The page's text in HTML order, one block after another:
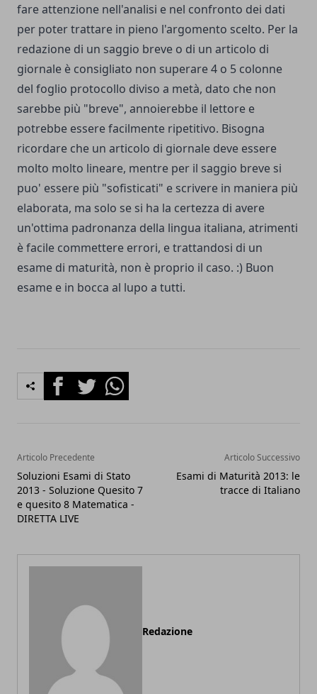
fare attenzione nell'analisi e nel confronto dei dati
per poter trattare in pieno l'argomento scelto. Per la
redazione di un saggio breve o di un articolo di
giornale è consigliato non superare 4 o 5 colonne
del foglio protocollo diviso a metà, dato che non
sarebbe più "breve", annoierebbe il lettore e
potrebbe essere facilmente ripetitivo. Bisogna
ricordare che un articolo di giornale deve essere
molto molto lineare, mentre per il saggio breve si
puo' essere più "sofisticati" e scrivere in maniera più
elaborata, ma solo se si ha la certezza di avere
un'ottima padronanza della lingua italiana, atrimenti
è facile commettere errori, e trattandosi di un
esame di maturità, non è proprio il caso. :) Buon
esame e in bocca al lupo a tutti.
FacebookTwitterWhatsapp
Articolo Precedente
Soluzioni Esami di Stato
2013 - Soluzione Quesito 7
e quesito 8 Matematica -
DIRETTA LIVE
Articolo Successivo
Esami di Maturità 2013: le
tracce di Italiano
Redazione